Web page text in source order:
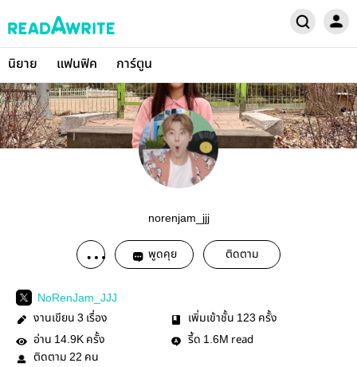
นิยาย แฟนฟิค การ์ตูน
norenjam_jjj
พูดคุย ติดตาม
NoRenJam_JJJ
งานเขียน 3 เรื่อง เพิ่มเข้าชั้น 123 ครั้ง
อ่าน 14.9K ครั้ง รี้ด 1.6M read
ติดตาม 22 คน